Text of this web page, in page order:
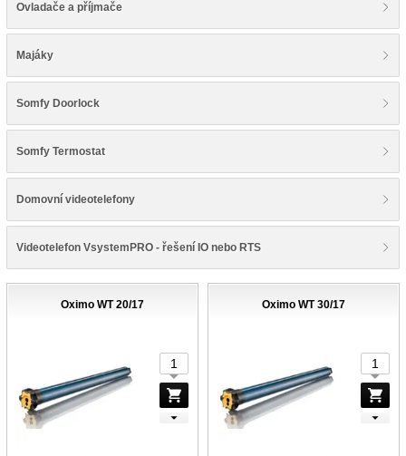
Ovladače a příjmače
Majáky
Somfy Doorlock
Somfy Termostat
Domovní videotelefony
Videotelefon VsystemPRO - řešení IO nebo RTS
Oximo WT 20/17 Oximo WT 30/17